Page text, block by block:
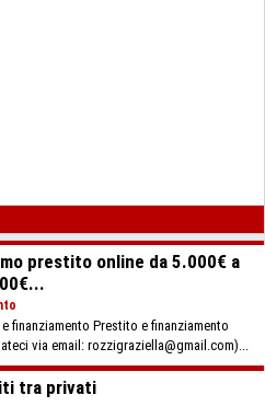
prestito online da 5.000€ a
finanziamento Prestito e finanziamento
via email: rozzigraziella@gmail.com)...
tra privati